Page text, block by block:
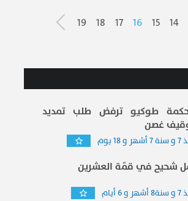
14
15
16
17
18
19
طوكيو ترفض طلب تمديد
غصن
و 18 يوم
شحيح في قمّة العشرين
و 6 أيام